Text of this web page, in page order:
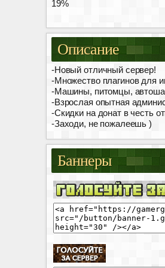
19%
Описание
-Новый отличный сервер!
-Множество плагинов для
-Машины, питомцы,
-Взрослая опытная
-Скидки на донат в честь
-Заходи, не пожалеешь )
Баннеры